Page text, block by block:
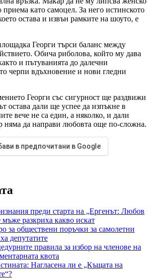
като самоцел. За него истинското
остава и извън рамките на шоуто, е
Георги търси баланс между
Обича риболова, който му дава
и пътуванията до далечни
черпи вдъхновение и нови гледни
Георги със сигурност ще раздвижи
остава дали ще успее да изпъкне в
вече не са един, а няколко, и дали
няма да направи любовта още по-сложна.
в предпочитани в Google
преди старта на „Ергенът: Любов
мъже разкриха какво искат
за обществени поръчки за самолетни
депутатите
правила за избор на членове на
квота
Нагласена ли е „Къщата на